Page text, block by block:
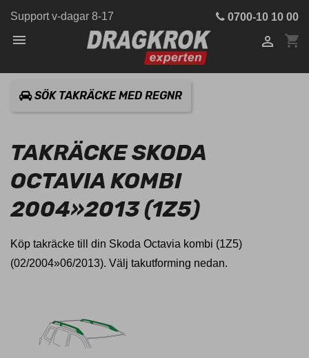
Support v-dagar 8-17 0700-10 10 00
 shopping_cart

SÖK TAKRÄCKE MED REGNR
TAKRÄCKE SKODA
OCTAVIA KOMBI
2004»2013 (1Z5)
Köp takräcke till din Skoda Octavia kombi (1Z5)
(02/2004»06/2013). Välj takutforming nedan.